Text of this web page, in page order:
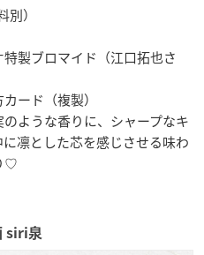
）
製ブロマイド（江口拓也さ
ード（複製）
ような香りに、シャープなキ
凛とした芯を感じさせる味わ
♡
siri泉